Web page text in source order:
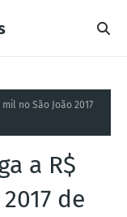
no São João 2017
a R$
de